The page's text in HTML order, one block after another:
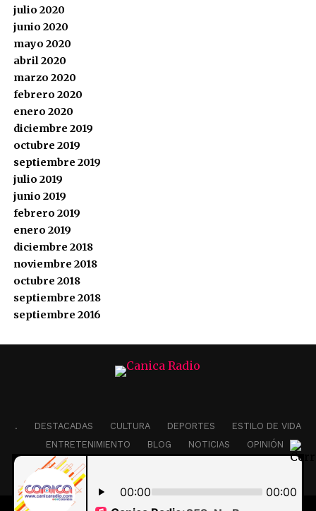
julio 2020
junio 2020
mayo 2020
abril 2020
marzo 2020
febrero 2020
enero 2020
diciembre 2019
octubre 2019
septiembre 2019
julio 2019
junio 2019
febrero 2019
enero 2019
diciembre 2018
noviembre 2018
octubre 2018
septiembre 2018
septiembre 2016
. DESTACADAS CULTURA DEPORTES
ESTILO DE VIDA
ENTRETENIMIENTO
BLOG NOTICIAS
OPINIÓN